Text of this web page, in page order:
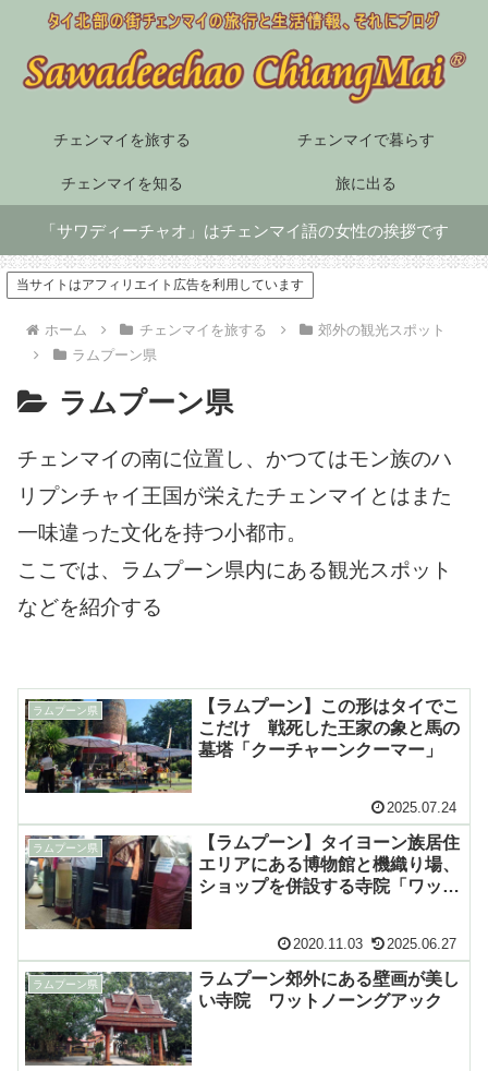
チェンマイを旅する チェンマイで暮らす
チェンマイを知る 旅に出る
「サワディーチャオ」はチェンマイ語の女性の挨拶です
当サイトはアフィリエイト広告を利用しています
ホーム チェンマイを旅する
郊外の観光スポット
ラムプーン県
ラムプーン県
チェンマイの南に位置し、かつてはモン族のハ
リプンチャイ王国が栄えたチェンマイとはまた
一味違った文化を持つ小都市。
ここでは、ラムプーン県内にある観光スポット
などを紹介する
ラムプーン県
【ラムプーン】この形はタイでこ
こだけ 戦死した王家の象と馬の
墓塔「クーチャーンクーマー」
2025.07.24
ラムプーン県
【ラムプーン】タイヨーン族居住
エリアにある博物館と機織り場、
ショップを併設する寺院「ワット
2020.11.03 2025.06.27
ラムプーン県
ラムプーン郊外にある壁画が美し
い寺院 ワットノーングアック